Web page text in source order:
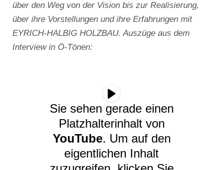
über den Weg von der Vision bis zur Realisierung,
über ihre Vorstellungen und ihre Erfahrungen mit
EYRICH-HALBIG HOLZBAU. Auszüge aus dem
Interview in Ö-Tönen:
Sie sehen gerade einen
Platzhalterinhalt von
YouTube. Um auf den
eigentlichen Inhalt